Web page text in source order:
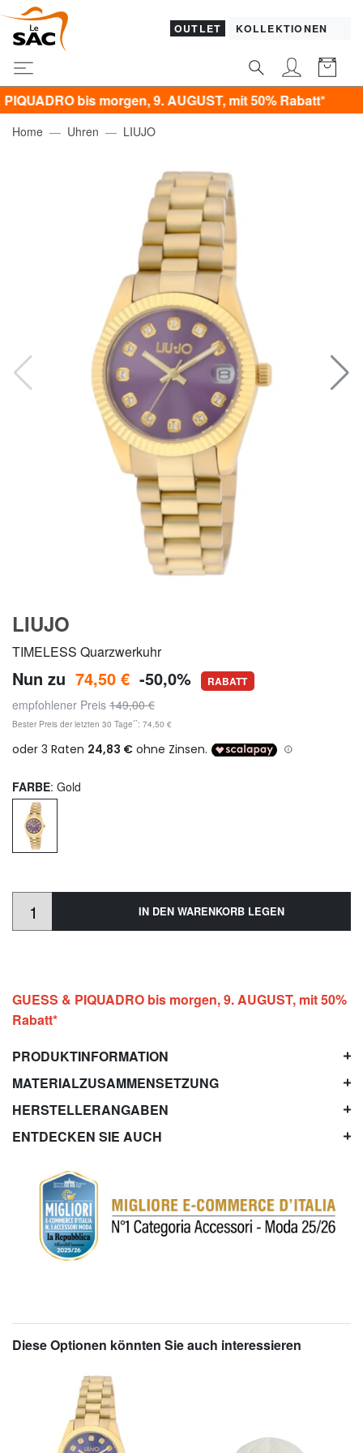
OUTLET KOLLEKTIONEN
bis morgen, 9. AUGUST, mit 50% Rabatt*
Home Uhren LIUJO
LIUJO
TIMELESS Quarzwerkuhr
Nun zu 74,50 € -50,0% RABATT
empfohlener Preis 149,00 €
Bester Preis der letzten 30 Tage**: 74,50 €
FARBE: Gold
IN DEN WARENKORB LEGEN
GUESS & PIQUADRO bis morgen, 9. AUGUST, mit 50%
Rabatt*
PRODUKTINFORMATION
MATERIALZUSAMMENSETZUNG
HERSTELLERANGABEN
ENTDECKEN SIE AUCH
Diese Optionen könnten Sie auch interessieren